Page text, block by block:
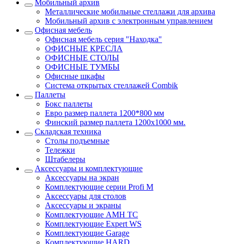
Мобильный архив
Металлические мобильные стеллажи для архива
Мобильный архив с электронным управлением
Офисная мебель
Офисная мебель серия "Находка"
ОФИСНЫЕ КРЕСЛА
ОФИСНЫЕ СТОЛЫ
ОФИСНЫЕ ТУМБЫ
Офисные шкафы
Система открытых стеллажей Combik
Паллеты
Бокс паллеты
Евро размер паллета 1200*800 мм
Финский размер паллета 1200х1000 мм.
Складская техника
Столы подъемные
Тележки
Штабелеры
Аксессуары и комплектующие
Аксессуары на экран
Комплектующие серии Profi M
Аксессуары для столов
Аксессуары и экраны
Комплектующие AMH TC
Комплектующие Expert WS
Комплектующие Garage
Комплектующие HARD